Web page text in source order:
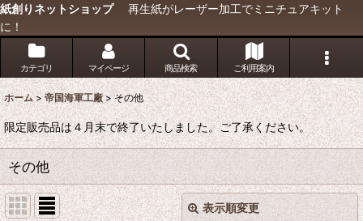
紙創りネットショップ再生紙がレーザー加工でミニチュアキット
に！
カテゴリ マイページ 商品検索 ご利用案内
ホーム > 帝国海軍工廠 > その他
限定販売品は４月末で終了いたしました。ご了承ください。
その他
表示順変更 閉じる